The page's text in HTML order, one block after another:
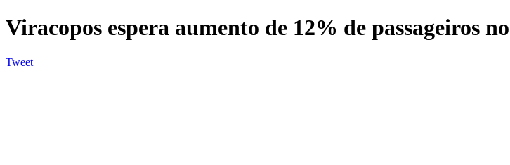
Viracopos espera aumento de 12% de passageiros
Tweet